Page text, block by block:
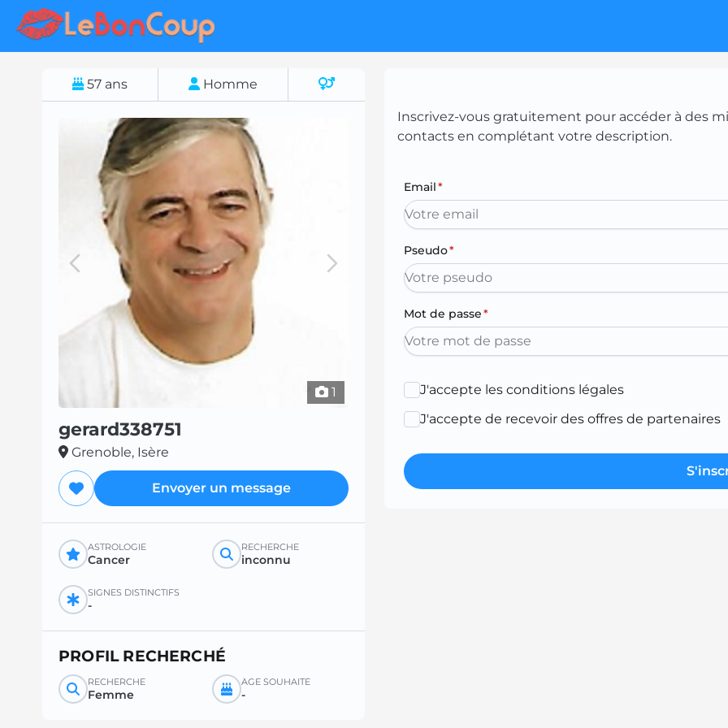
57 ans Homme
1
gerard338751
Grenoble, Isère
Envoyer un message
ASTROLOGIE
Cancer
RECHERCHE
inconnu
SIGNES DISTINCTIFS
-
PROFIL RECHERCHÉ
RECHERCHE
Femme
ÂGE SOUHAITÉ
-
Inscrivez-vous gratuitement pour accéder à des
contacts en complétant votre description.
Email*
Pseudo*
Mot de passe*
J'accepte les conditions légales
J'accepte de recevoir des offres de partenaires